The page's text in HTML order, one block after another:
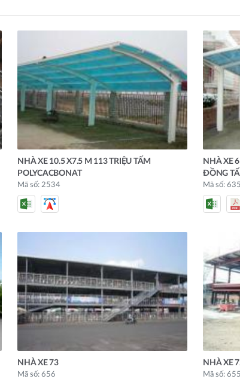
NHÀ XE 10.5 X7.5 M 113 TRIỆU TẤM
POLYCACBONAT
Mã số: 2534
NHÀ XE
ĐỒNG
Mã số: 635
NHÀ XE 73
Mã số: 656
NHÀ XE
Mã số: 655